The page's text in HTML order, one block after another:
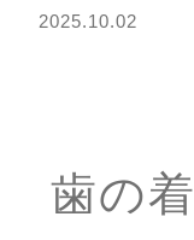
2025.10.02
歯の